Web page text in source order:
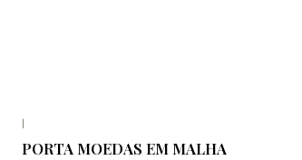
PORTA MOEDAS EM MALHA